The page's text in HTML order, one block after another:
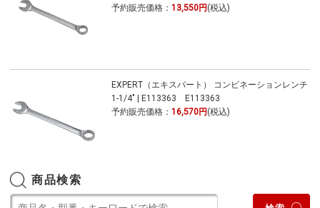
予約販売価格： 13,550円 (税込)
EXPERT（エキスパート） コンビネーションレンチ
1-1/4" | E113363 E113363
予約販売価格： 16,570円 (税込)
商品検索